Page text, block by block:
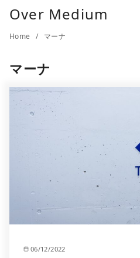
Over Medium
Home マーナ
マーナ
06/12/2022